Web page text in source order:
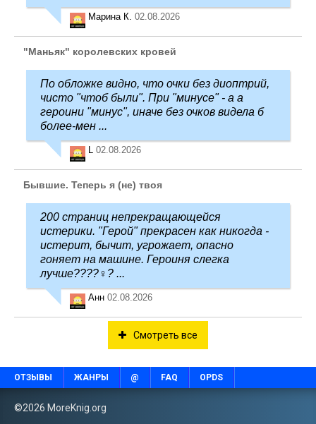
Марина К. 02.08.2026
"Маньяк" королевских кровей
По обложке видно, что очки без диоптрий,
чисто "чтоб были". При "минусе" - а а
героини "минус", иначе без очков видела б
более-мен ...
L 02.08.2026
Бывшие. Теперь я (не) твоя
200 страниц непрекращающейся
истерики. "Герой" прекрасен как никогда -
истерит, бычит, угрожает, опасно
гоняет на машине. Героиня слегка
лучше????‍♀️? ...
Анн 02.08.2026
Смотреть все
ОТЗЫВЫ ЖАНРЫ @ FAQ OPDS
©2026 MoreKnig.org